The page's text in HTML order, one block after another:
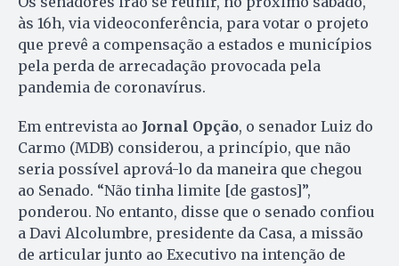
às 16h, via videoconferência, para votar o projeto
que prevê a compensação a estados e municípios
pela perda de arrecadação provocada pela
pandemia de coronavírus.
Em entrevista ao Jornal Opção, o senador Luiz do
Carmo (MDB) considerou, a princípio, que não
seria possível aprová-lo da maneira que chegou
ao Senado. “Não tinha limite [de gastos]”,
ponderou. No entanto, disse que o senado confiou
a Davi Alcolumbre, presidente da Casa, a missão
de articular junto ao Executivo na intenção de